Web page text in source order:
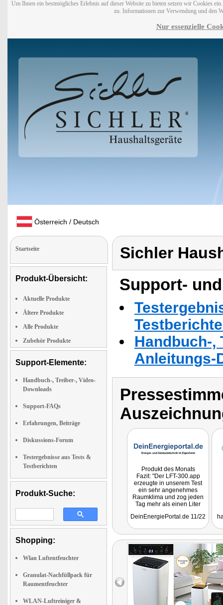
Um Ihnen ein bestmögliches Erlebnis auf dieser Website zu bieten setzen wir Cookies
zu. Informationen zur Verwendung und den
Nur essenzielle
Österreich / Deutsch
Startseite
Produkt-Übersicht:
Aktuelle Produkte
Ältere Produkte
Alle Produkte
Zubehör Produkte
Support-Elemente:
Handbuch-, Treiber-, Video-
Downloads
Support-FAQs
Erfahrungen, Beiträge
Diskussions-Forum
Testergebnisse aus Tests &
Testberichten
Produkt-Suche:
Shopping:
Wlan Luftentfeuchter
Granulat-Nachfüllpack für
Raumentfeuchter
WLAN-Luftreiniger &
Sichler
Support-
Handbuch-,
Anleitungs-
Produkt des Monats
Fazit: "Der LFT-300.app
erzeugte in unserem Test
ein sehr angenehmes
Raumklima und zog jeden
Tag mehr als einen Liter
unseres Badezimmers, was
deutlich verringerte. Unter
dem Strich können wir
sagen, dass es sich bei
dem Produkt um eine gute
Investition für feuchte
Räume handelt, da sie das
Raumklima deutlich
verbessert und zuverlässig
ihren Dienst versieht."
DeinEnergiePortal.de 11/22